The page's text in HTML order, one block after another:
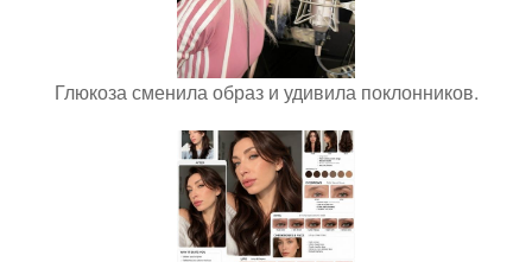
Глюкоза сменила образ и удивила поклонников.